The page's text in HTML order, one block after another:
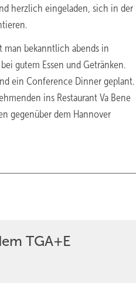
herzlich eingeladen, sich in der
man bekanntlich abends in
gutem Essen und Getränken.
ein Conference Dinner geplant.
ins Restaurant Va Bene
gegenüber dem Hannover
TGA+E